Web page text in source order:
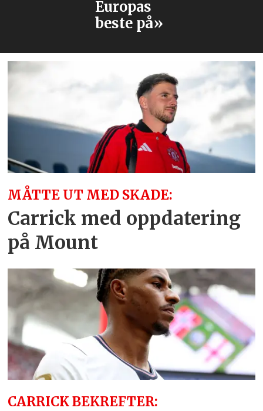
MÅTTE UT MED SKADE:
Carrick med oppdatering
på Mount
CARRICK BEKREFTER: